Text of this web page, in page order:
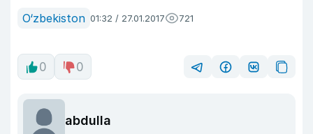
O‘zbekiston 01:32 / 27.01.2017 721
0 0
abdulla